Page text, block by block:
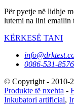
Për pyetje në lidhje
lutemi na lini emailin
KËRKESË TANI
0086-531-
© Copyright - 2010-
Produkte të nxehta -
Inkubatori artificial,